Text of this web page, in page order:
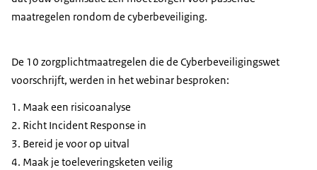
maatregelen rondom de cyberbeveiliging.
De 10 zorgplichtmaatregelen die de Cyberbeveiligingswet
voorschrijft, werden in het webinar besproken:
Maak een risicoanalyse
Richt Incident Response in
Bereid je voor op uitval
Maak je toeleveringsketen veilig